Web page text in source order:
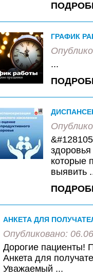
ГРАФИК
...
которые
выявить
АНКЕТА ДЛЯ
Опубликовано:
Дорогие пациенты!
Анкета для
Уважаемый ...